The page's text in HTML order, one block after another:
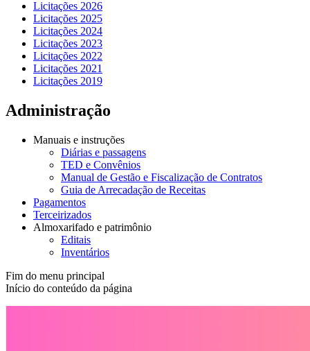
Licitações 2026
Licitações 2025
Licitações 2024
Licitações 2023
Licitações 2022
Licitações 2021
Licitações 2019
Administração
Manuais e instruções
Diárias e passagens
TED e Convênios
Manual de Gestão e Fiscalização de Contratos
Guia de Arrecadação de Receitas
Pagamentos
Terceirizados
Almoxarifado e patrimônio
Editais
Inventários
Fim do menu principal
Início do conteúdo da página